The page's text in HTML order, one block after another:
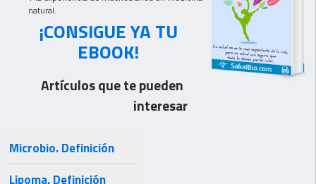
natural.
¡CONSIGUE YA TU
EBOOK!
Artículos que te pueden
interesar
Microbio. Definición
Lipoma. Definición